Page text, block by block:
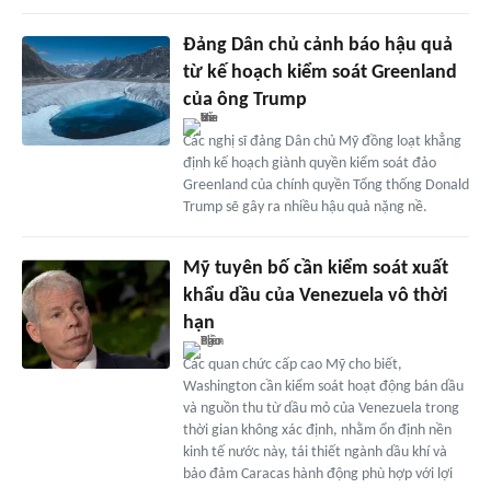
Đảng Dân chủ cảnh báo hậu quả
từ kế hoạch kiểm soát Greenland
của ông Trump
Các nghị sĩ đảng Dân chủ Mỹ đồng loạt khẳng
định kế hoạch giành quyền kiểm soát đảo
Greenland của chính quyền Tổng thống Donald
Trump sẽ gây ra nhiều hậu quả nặng nề.
Mỹ tuyên bố cần kiểm soát xuất
khẩu dầu của Venezuela vô thời
hạn
Các quan chức cấp cao Mỹ cho biết,
Washington cần kiểm soát hoạt động bán dầu
và nguồn thu từ dầu mỏ của Venezuela trong
thời gian không xác định, nhằm ổn định nền
kinh tế nước này, tái thiết ngành dầu khí và
bảo đảm Caracas hành động phù hợp với lợi